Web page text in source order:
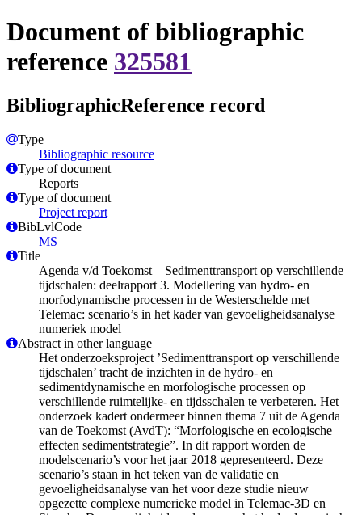
Document of bibliographic
reference 325581
BibliographicReference record
Type
Bibliographic resource
Type of document
Reports
Type of document
Project report
BibLvlCode
MS
Title
Agenda v/d Toekomst – Sedimenttransport op verschillende
tijdschalen: deelrapport 3. Modellering van hydro- en
morfodynamische processen in de Westerschelde met
Telemac: scenario’s in het kader van gevoeligheidsanalyse
numeriek model
Abstract in other language
Het onderzoeksproject ’Sedimenttransport op verschillende
tijdschalen’ tracht de inzichten in de hydro- en
sedimentdynamische en morfologische processen op
verschillende ruimtelijke- en tijdsschalen te verbeteren. Het
onderzoek kadert ondermeer binnen thema 7 uit de Agenda
van de Toekomst (AvdT): “Morfologische en ecologische
effecten sedimentstrategie”. In dit rapport worden de
modelscenario’s voor het jaar 2018 gepresenteerd. Deze
scenario’s staan in het teken van de validatie en
gevoeligheidsanalyse van het voor deze studie nieuw
opgezette complexe numerieke model in Telemac-3D en